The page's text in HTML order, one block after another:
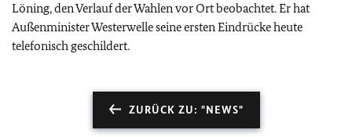
Löning, den Verlauf der Wahlen vor Ort beobachtet. Er hat
Außenminister Westerwelle seine ersten Eindrücke heute
telefonisch geschildert.
ZURÜCK ZU: "NEWS"